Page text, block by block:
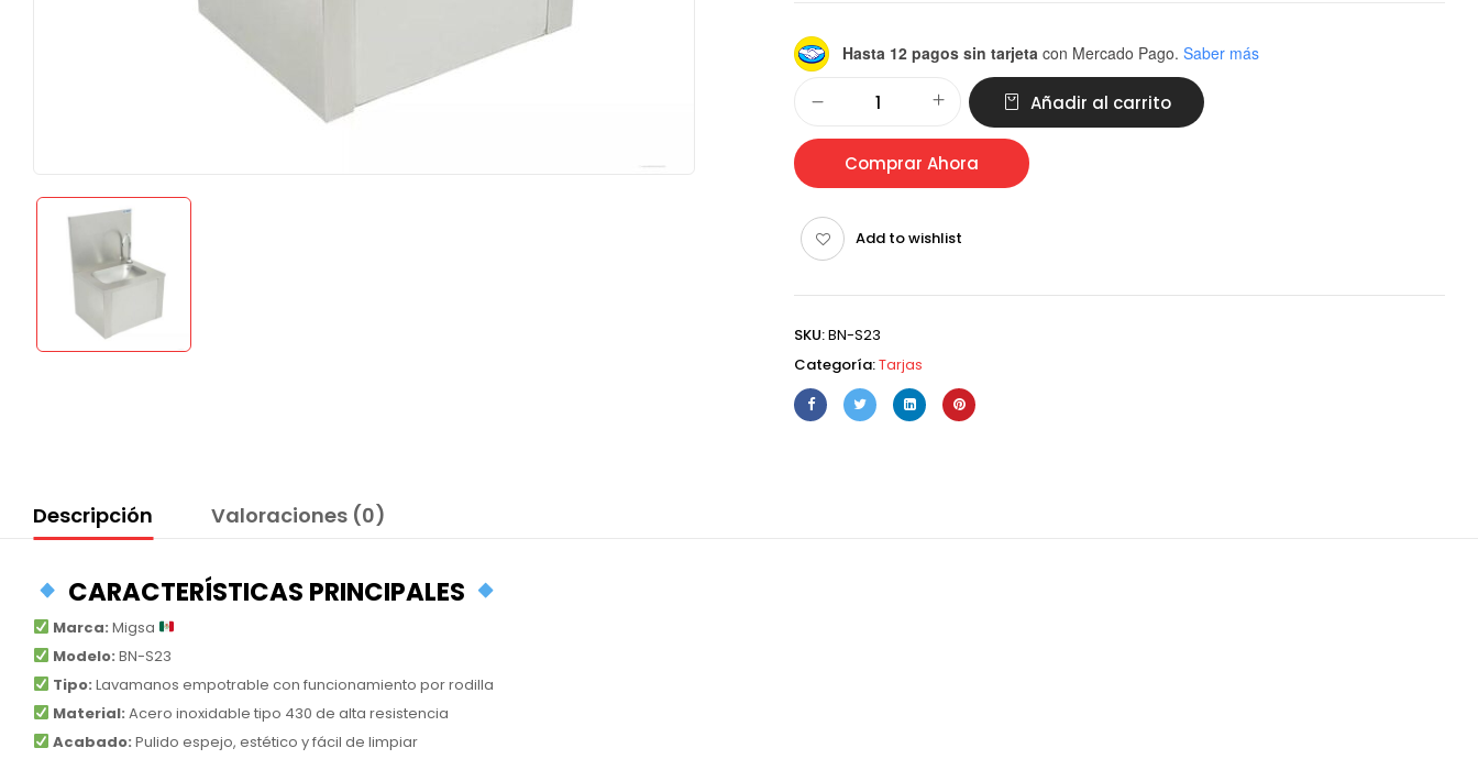
Hasta 12 pagos sin tarjeta con Mercado Pago. Saber más
Añadir al carrito
Comprar Ahora
Add to wishlist
SKU:BN-S23
Categoría:Tarjas
Descripción Valoraciones (0)
CARACTERÍSTICAS PRINCIPALES
Marca: Migsa
Modelo: BN-S23
Tipo: Lavamanos empotrable con funcionamiento por rodilla
Material: Acero inoxidable tipo 430 de alta resistencia
Acabado: Pulido espejo, estético y fácil de limpiar